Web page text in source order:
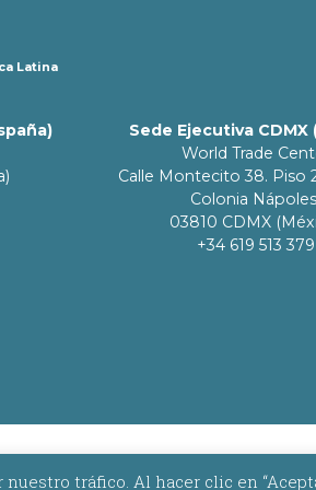
Latina
Sede Ejecutiva CDMX
World Trade
Calle Montecito 38. Piso
Colonia
03810 CDMX
+34 619 513 379
tráfico. Al hacer clic en